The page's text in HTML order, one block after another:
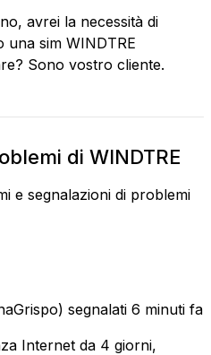
avrei la necessità di
una sim WINDTRE
Sono vostro cliente.
di WINDTRE
e segnalazioni di problemi
segnalati 6 minuti fa
Internet da 4 giorni,